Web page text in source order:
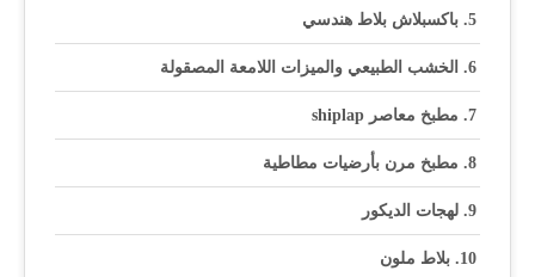
باكسبلاش بلاط هندسي
الخشب الطبيعي والميزات اللامعة المصقولة
مطبخ معاصر shiplap
مطبخ مرن بأرضيات مطاطية
لهجات الديكور
بلاط ملون